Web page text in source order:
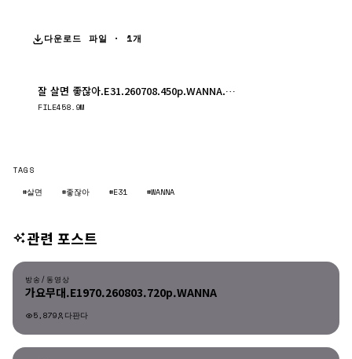
다운로드 파일 · 1개
잘 살면 좋잖아.E31.260708.450p.WANNA.mp4
FILE458.9M
TAGS
#살면
#좋잖아 #E31 #WANNA
관련 포스트
방송/동영상
방송/동영상
가요무대.E1970.260803.720p.WANNA
5,879 다판다
방송/동영상